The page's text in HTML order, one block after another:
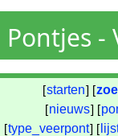
Pontjes -
[starten] [
[nieuws] [
[type_veerpont] [